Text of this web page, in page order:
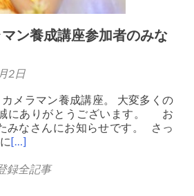
ン養成講座参加者のみな
2日
メラマン養成講座。 大変多くの
にありがとうございます。 お
みなさんにお知らせです。 さっ
[…]
録全記事